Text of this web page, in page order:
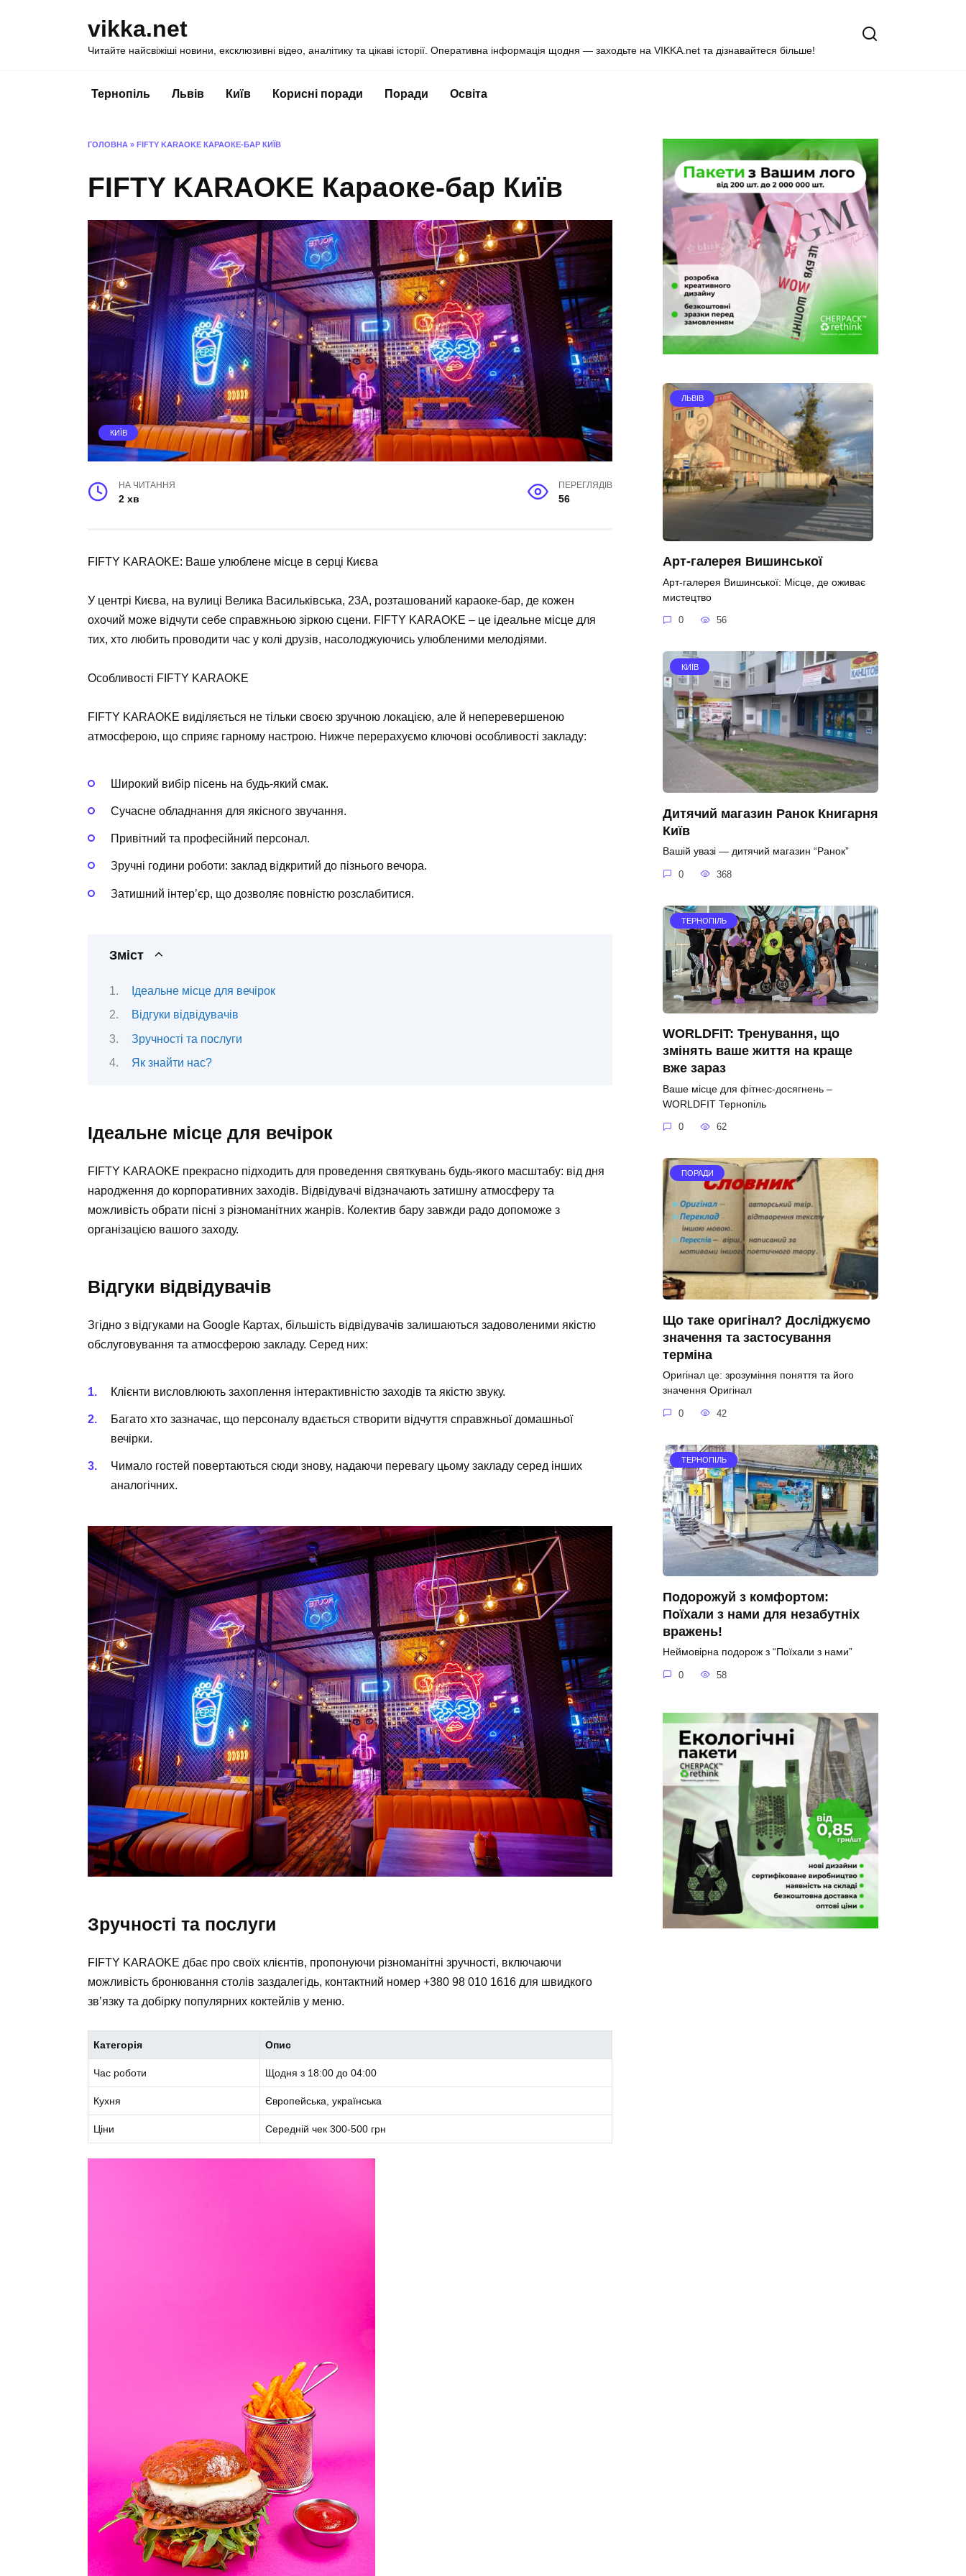
vikka.net
Читайте найсвіжіші новини, ексклюзивні відео, аналітику та цікаві історії. Оперативна інформація щодня — заходьте на VIKKA.net та дізнавайтеся більше!
Тернопіль Львів Київ Корисні поради Поради Освіта
ГОЛОВНА » FIFTY KARAOKE КАРАОКЕ-БАР КИЇВ
FIFTY KARAOKE Караоке-бар Київ
КИЇВ
НА ЧИТАННЯ
2 хв
ПЕРЕГЛЯДІВ
56
FIFTY KARAOKE: Ваше улюблене місце в серці Києва
У центрі Києва, на вулиці Велика Васильківська, 23А, розташований караоке-бар, де кожен
охочий може відчути себе справжньою зіркою сцени. FIFTY KARAOKE – це ідеальне місце для
тих, хто любить проводити час у колі друзів, насолоджуючись улюбленими мелодіями.
Особливості FIFTY KARAOKE
FIFTY KARAOKE виділяється не тільки своєю зручною локацією, але й неперевершеною
атмосферою, що сприяє гарному настрою. Нижче перерахуємо ключові особливості закладу:
Широкий вибір пісень на будь-який смак.
Сучасне обладнання для якісного звучання.
Привітний та професійний персонал.
Зручні години роботи: заклад відкритий до пізнього вечора.
Затишний інтер’єр, що дозволяє повністю розслабитися.
Зміст
Ідеальне місце для вечірок
Відгуки відвідувачів
Зручності та послуги
Як знайти нас?
Ідеальне місце для вечірок
FIFTY KARAOKE прекрасно підходить для проведення святкувань будь-якого масштабу: від дня
народження до корпоративних заходів. Відвідувачі відзначають затишну атмосферу та
можливість обрати пісні з різноманітних жанрів. Колектив бару завжди радо допоможе з
організацією вашого заходу.
Відгуки відвідувачів
Згідно з відгуками на Google Картах, більшість відвідувачів залишаються задоволеними якістю
обслуговування та атмосферою закладу. Серед них:
Клієнти висловлюють захоплення інтерактивністю заходів та якістю звуку.
Багато хто зазначає, що персоналу вдається створити відчуття справжньої домашньої
вечірки.
Чимало гостей повертаються сюди знову, надаючи перевагу цьому закладу серед інших
аналогічних.
Зручності та послуги
FIFTY KARAOKE дбає про своїх клієнтів, пропонуючи різноманітні зручності, включаючи
можливість бронювання столів заздалегідь, контактний номер +380 98 010 1616 для швидкого
зв’язку та добірку популярних коктейлів у меню.
Категорія Опис
Час роботи Щодня з 18:00 до 04:00
Кухня Європейська, українська
Ціни Середній чек 300-500 грн
ЛЬВІВ
Арт-галерея Вишинської
Арт-галерея Вишинської: Місце, де оживає
мистецтво
0 56
КИЇВ
Дитячий магазин Ранок Книгарня
Київ
Вашій увазі — дитячий магазин “Ранок”
0 368
ТЕРНОПІЛЬ
WORLDFIT: Тренування, що
змінять ваше життя на краще
вже зараз
Ваше місце для фітнес-досягнень –
WORLDFIT Тернопіль
0 62
ПОРАДИ
Що таке оригінал? Досліджуємо
значення та застосування
терміна
Оригінал це: зрозуміння поняття та його
значення Оригінал
0 42
ТЕРНОПІЛЬ
Подорожуй з комфортом:
Поїхали з нами для незабутніх
вражень!
Неймовірна подорож з “Поїхали з нами”
0 58